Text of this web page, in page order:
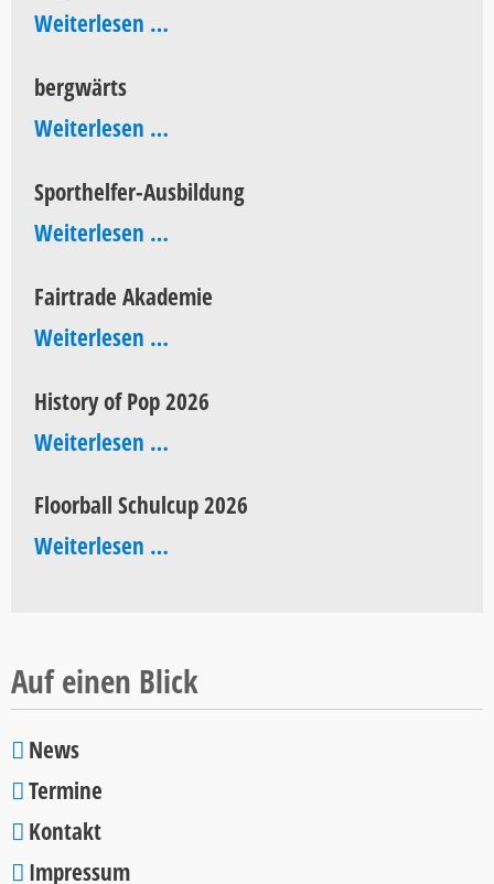
Weiterlesen …60
bergwärts
Weiterlesen …bergwärts
Sporthelfer-Ausbildung
Weiterlesen …Sporthelfer-
Fairtrade Akademie
Weiterlesen …Fairtrade
History of Pop 2026
Weiterlesen …History
Pop
2026
Floorball Schulcup 2026
Weiterlesen …Floorball
Auf einen Blick
Navigation
überspringen
News
Termine
Kontakt
Impressum